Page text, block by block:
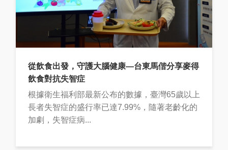
從飲食出發，守護大腦健康—台東馬偕分享麥得
飲食對抗失智症
根據衛生福利部最新公布的數據，臺灣65歲以上
長者失智症的盛行率已達7.99%，隨著老齡化的
加劇，失智症病...